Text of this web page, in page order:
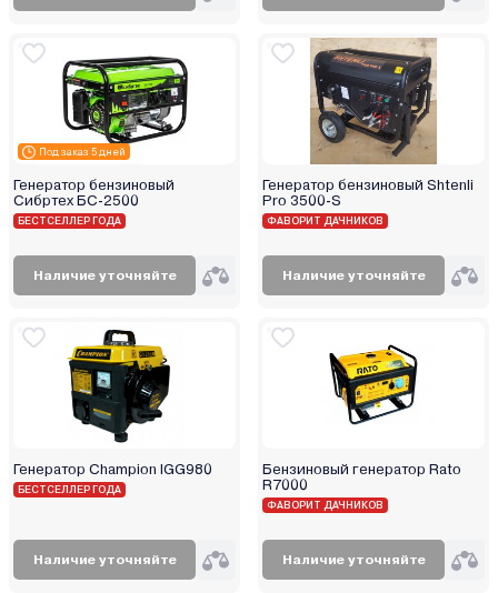
Под заказ 5 дней
Генератор бензиновый
Сибртех БС-2500
БЕСТСЕЛЛЕР ГОДА
Наличие уточняйте
Генератор бензиновый Shtenli
Pro 3500-S
ФАВОРИТ ДАЧНИКОВ
Наличие уточняйте
Генератор Champion IGG980
БЕСТСЕЛЛЕР ГОДА
Наличие уточняйте
Бензиновый генератор Rato
R7000
ФАВОРИТ ДАЧНИКОВ
Наличие уточняйте